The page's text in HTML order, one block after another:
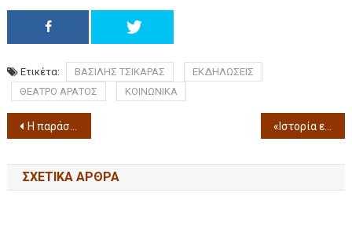
Ετικέτα: ΒΑΣΙΛΗΣ ΤΣΙΚΑΡΑΣ
ΕΚΔΗΛΩΣΕΙΣ
ΘΕΑΤΡΟ ΑΡΑΤΟΣ
ΚΟΙΝΩΝΙΚΑ
Η παράσταση που συγκλόνισε κοινό και κριτικούς «Οι Μάγισσες του Βάρντε» από το Θέατρο του Άλλοτε, ανεβαίνει για 2 μόνο παραστάσεις στο Θέατρο «Μελίνα Μερκούρη» του Δήμου Καλαμαριάς! «Ιστορία ενός σκύλου που τον έλεγαν πιστό» στο θέατρο Μετροπολιταν
ΣΧΕΤΙΚΆ ΆΡΘΡΑ